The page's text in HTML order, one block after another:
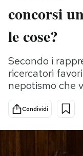
Italia
Politica
Tecnologia
Internet
Scienza
Cultura
Economia
Sport
concorsi
le cose?
Secondo i
ricercatori
nepotismo che
Condividi